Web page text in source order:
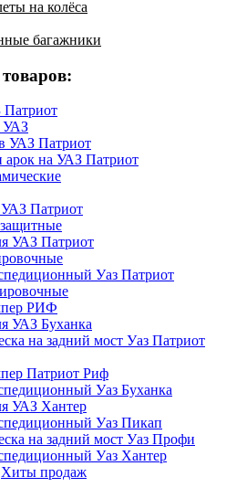
на колёса
багажники
УАЗ
УАЗ Патриот
арок на УАЗ Патриот
Патриот
УАЗ Патриот
Уаз Патриот
РИФ
УАЗ Буханка
на задний мост Уаз Патриот
Патриот Риф
Уаз Буханка
УАЗ Хантер
Уаз Пикап
на задний мост Уаз Профи
Уаз Хантер
Хиты продаж